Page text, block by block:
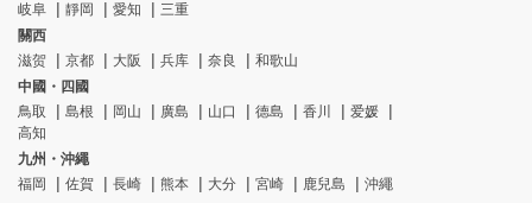
岐阜
靜岡 愛知
三重
關西
滋贺
京都 大阪 兵库 奈良
和歌山
中國・四國
鳥取
島根 岡山 廣島 山口 德島 香川
爱媛
高知
九州・沖繩
福岡
佐賀 長崎 熊本 大分 宮崎 鹿兒島 沖繩